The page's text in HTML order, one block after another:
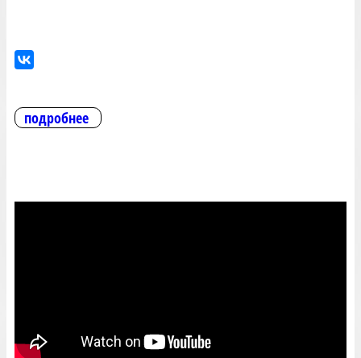
подробнее